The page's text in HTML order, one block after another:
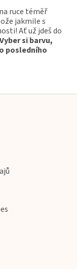
ruce téměř
jakmile s
Ať už jdeš do
Vyber si barvu,
posledního